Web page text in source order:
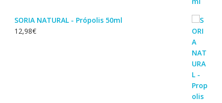
SORIA NATURAL - Própolis 50ml
12,98€